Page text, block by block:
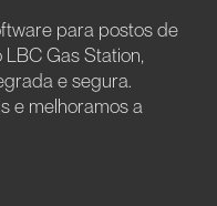
para postos de
Gas Station,
e segura.
e melhoramos a